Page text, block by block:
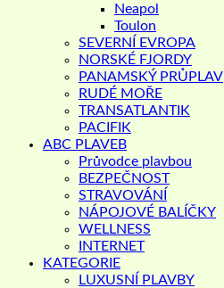
Neapol
Toulon
SEVERNÍ EVROPA
NORSKÉ FJORDY
PANAMSKÝ PRŮPLAV
RUDÉ MOŘE
TRANSATLANTIK
PACIFIK
ABC PLAVEB
Průvodce plavbou
BEZPEČNOST
STRAVOVÁNÍ
NÁPOJOVÉ BALÍČKY
WELLNESS
INTERNET
KATEGORIE
LUXUSNÍ PLAVBY